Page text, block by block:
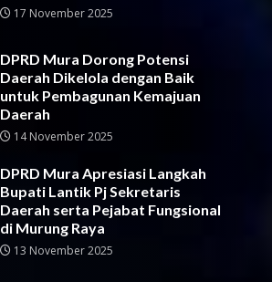
17 November 2025
DPRD Mura Dorong Potensi
Daerah Dikelola dengan Baik
untuk Pembagunan Kemajuan
Daerah
14 November 2025
DPRD Mura Apresiasi Langkah
Bupati Lantik Pj Sekretaris
Daerah serta Pejabat Fungsional
di Murung Raya
13 November 2025